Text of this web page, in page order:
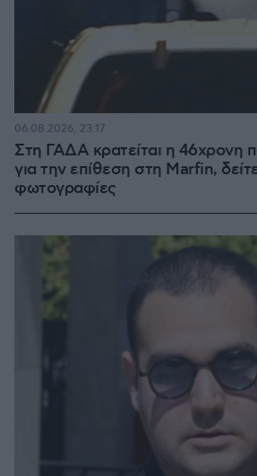
Στη ΓΑΔΑ κρατείται η 46χρονη
για την επίθεση στη Marfin,
φωτογραφίες
06.08.2026, 23:17